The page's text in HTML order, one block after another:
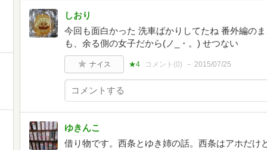
しおり
今回も面白かった 洗車ばかりしてたね 番外編の
も、余る側の女子だから(ノ_・。) せつない
ナイス ★4 コメント(0) 2015/07/25
ゆきんこ
借り物です。西条とゆき姉の話。西条はアホだけ